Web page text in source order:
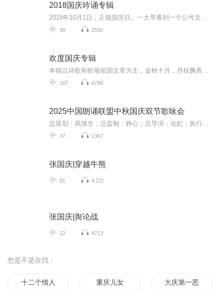
2018国庆吟诵专辑
38 2592
欢度国庆专辑
167 6788
2025中国朗诵联盟中秋国庆双节歌咏会
37 1367
张国庆|穿越牛熊
91 4.2万
张国庆|舆论战
22 4713
您是不是在找：
十二个情人节 重庆儿女 大庆第一恶